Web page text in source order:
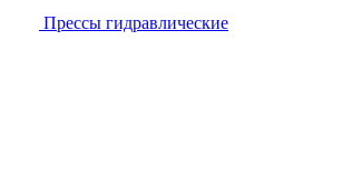
Прессы гидравлические